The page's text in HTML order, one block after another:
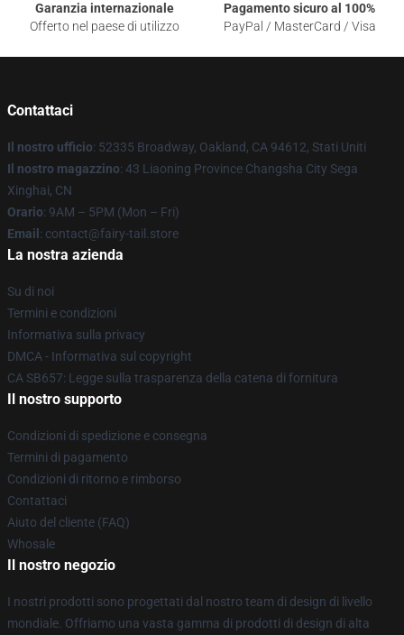
Garanzia internazionale
Offerto nel paese di utilizzo
Pagamento sicuro al 100%
PayPal / MasterCard / Visa
Contattaci
Il nostro ufficio: 52335 Broadway, Oakland, CA 94612, Stati Uniti
Il nostro magazzino: 43 Liaoning Province Changsha City Sega
Xinghai, CN
Orario: 9AM – 5PM (Mon – Fri)
Email : contact@fairy-tail.store
La nostra azienda
Su di noi
Termini e condizioni
Informativa sulla privacy
DMCA - Informativa sul copyright
CA SB657: Legge sulla trasparenza della catena di fornitura
Il nostro supporto
Condizioni di spedizione e consegna
Termini di pagamento
Condizioni di ritorno e rimborso
Contattaci
Aiuto del cliente (FAQ)
Whosale
Il nostro negozio
I nostri prodotti sono progettati dal nostro team di design di livello
mondiale. Offriamo una vasta gamma di prodotti di design di alta